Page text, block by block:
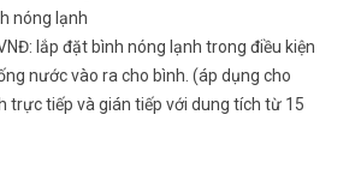
nóng lạnh
lắp đặt bình nóng lạnh trong điều kiện
nước vào ra cho bình. (áp dụng cho
trực tiếp và gián tiếp với dung tích từ 15